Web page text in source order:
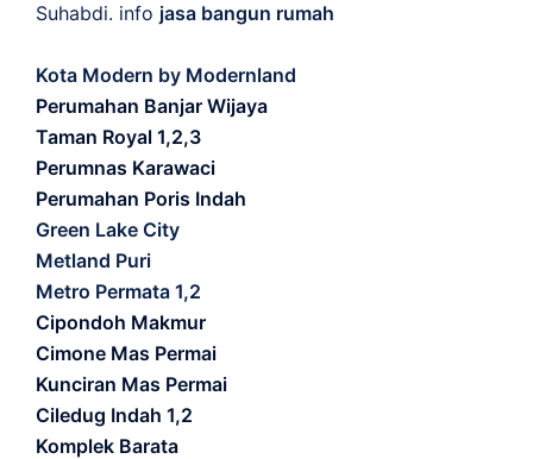
Suhabdi. info jasa bangun rumah
Kota Modern by Modernland
Perumahan Banjar Wijaya
Taman Royal 1,2,3
Perumnas Karawaci
Perumahan Poris Indah
Green Lake City
Metland Puri
Metro Permata 1,2
Cipondoh Makmur
Cimone Mas Permai
Kunciran Mas Permai
Ciledug Indah 1,2
Komplek Barata